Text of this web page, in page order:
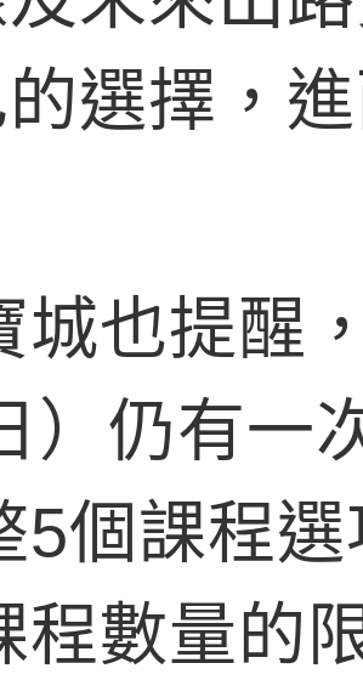
的選擇，
城也提醒
）仍有一
5個課程
程數量的